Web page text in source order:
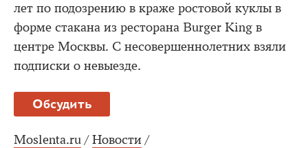
лет по подозрению в краже ростовой куклы в
форме стакана из ресторана Burger King в
центре Москвы. С несовершеннолетних взяли
подписки о невыезде.
Обсудить
Moslenta.ru / Новости /